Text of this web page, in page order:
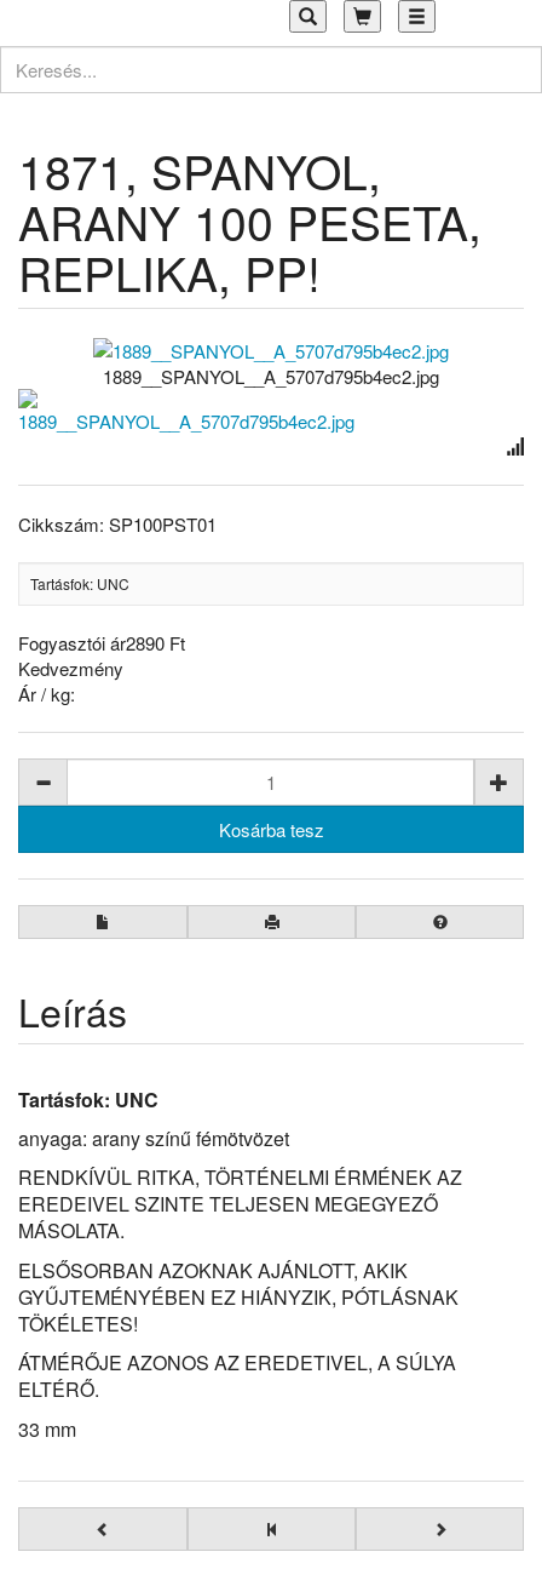
Toggle
navigation
1871, SPANYOL,
ARANY 100 PESETA,
REPLIKA, PP!
1889__SPANYOL__A_5707d795b4ec2.jpg
Cikkszám: SP100PST01
Tartásfok: UNC
Fogyasztói ár2890 Ft
Kedvezmény
Ár / kg:
Leírás
Tartásfok: UNC
anyaga: arany színű fémötvözet
RENDKÍVÜL RITKA, TÖRTÉNELMI ÉRMÉNEK AZ
EREDEIVEL SZINTE TELJESEN MEGEGYEZŐ
MÁSOLATA.
ELSŐSORBAN AZOKNAK AJÁNLOTT, AKIK
GYŰJTEMÉNYÉBEN EZ HIÁNYZIK, PÓTLÁSNAK
TÖKÉLETES!
ÁTMÉRŐJE AZONOS AZ EREDETIVEL, A SÚLYA
ELTÉRŐ.
33 mm